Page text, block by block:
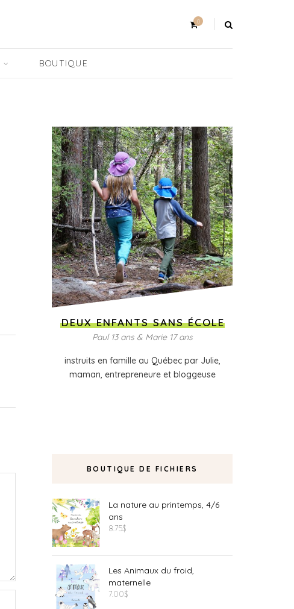
0
BOUTIQUE
DEUX ENFANTS SANS ÉCOLE
Paul 13 ans & Marie 17 ans
instruits en famille au Québec par Julie,
maman, entrepreneure et bloggeuse
BOUTIQUE DE FICHIERS
La nature au printemps, 4/6
ans
8.75$
Les Animaux du froid,
maternelle
7.00$